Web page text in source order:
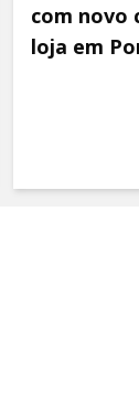
com novo
loja em